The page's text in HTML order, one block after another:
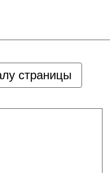
страницы